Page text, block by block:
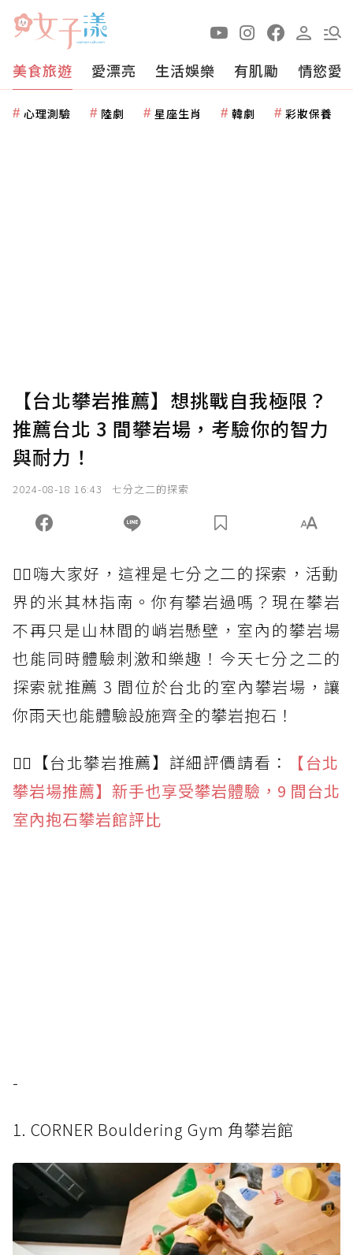
美食旅遊 愛漂亮 生活娛樂 有肌勵 情慾愛
心理測驗 陸劇 星座生肖 韓劇 彩妝保養
【台北攀岩推薦】想挑戰自我極限？
推薦台北 3 間攀岩場，考驗你的智力
與耐力！
2024-08-18 16:43 七分之二的探索
🙋‍♀️嗨大家好，這裡是七分之二的探索，活動
界的米其林指南。你有攀岩過嗎？現在攀岩
不再只是山林間的峭岩懸壁，室內的攀岩場
也能同時體驗刺激和樂趣！今天七分之二的
探索就推薦 3 間位於台北的室內攀岩場，讓
你雨天也能體驗設施齊全的攀岩抱石！
🙆‍♀️【台北攀岩推薦】詳細評價請看：
【台北
攀岩場推薦】新手也享受攀岩體驗，9 間台北
室內抱石攀岩館評比
-
1. CORNER Bouldering Gym 角攀岩館